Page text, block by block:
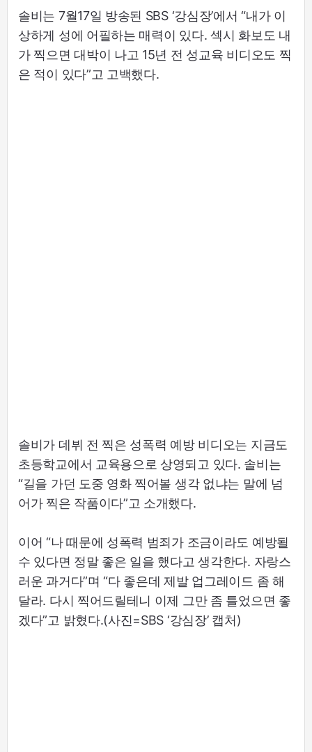
솔비는 7월17일 방송된 SBS ‘강심장’에서 “내가 이
상하게 성에 어필하는 매력이 있다. 섹시 화보도 내
가 찍으면 대박이 나고 15년 전 성교육 비디오도 찍
은 적이 있다”고 고백했다.
솔비가 데뷔 전 찍은 성폭력 예방 비디오는 지금도
초등학교에서 교육용으로 상영되고 있다. 솔비는
“길을 가던 도중 영화 찍어볼 생각 없냐는 말에 넘
어가 찍은 작품이다”고 소개했다.
이어 “나 때문에 성폭력 범죄가 조금이라도 예방될
수 있다면 정말 좋은 일을 했다고 생각한다. 자랑스
러운 과거다”며 “다 좋은데 제발 업그레이드 좀 해
달라. 다시 찍어드릴테니 이제 그만 좀 틀었으면 좋
겠다”고 밝혔다.(사진=SBS ‘강심장’ 캡처)